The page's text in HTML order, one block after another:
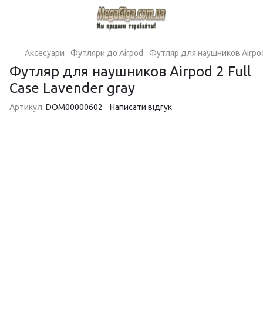
Аксесуари Футляри до Airpod Футляр для наушников
Футляр для наушников Airpod 2 Full
Case Lavender gray
Артикул: DOM00000602 Написати відгук